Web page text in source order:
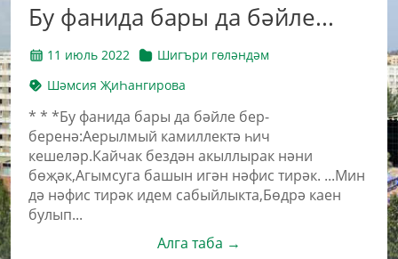
Бу фанида бары да бәйле...
11 июль 2022
Шигъри гөләндәм
Шәмсия ҖиҺангирова
* * *Бу фанида бары да бәйле бер-
беренә:Аерылмый камиллектә һич
кешеләр.Кайчак бездән акыллырак нәни
бөҗәк,Агымсуга башын игән нәфис тирәк. ...Мин
дә нәфис тирәк идем сабыйлыкта,Бөдрә каен
булып...
Алга таба →